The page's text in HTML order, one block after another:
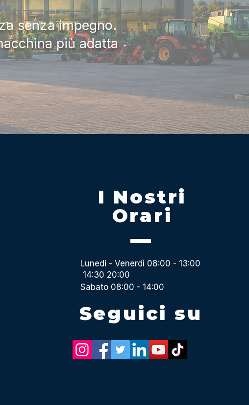
senza impegno.
più adatta
I Nostri
Orari
Lunedi - Venerdì 08:00 - 13:00
14:30 20:00
Sabato 08:00 - 14:00
Seguici su